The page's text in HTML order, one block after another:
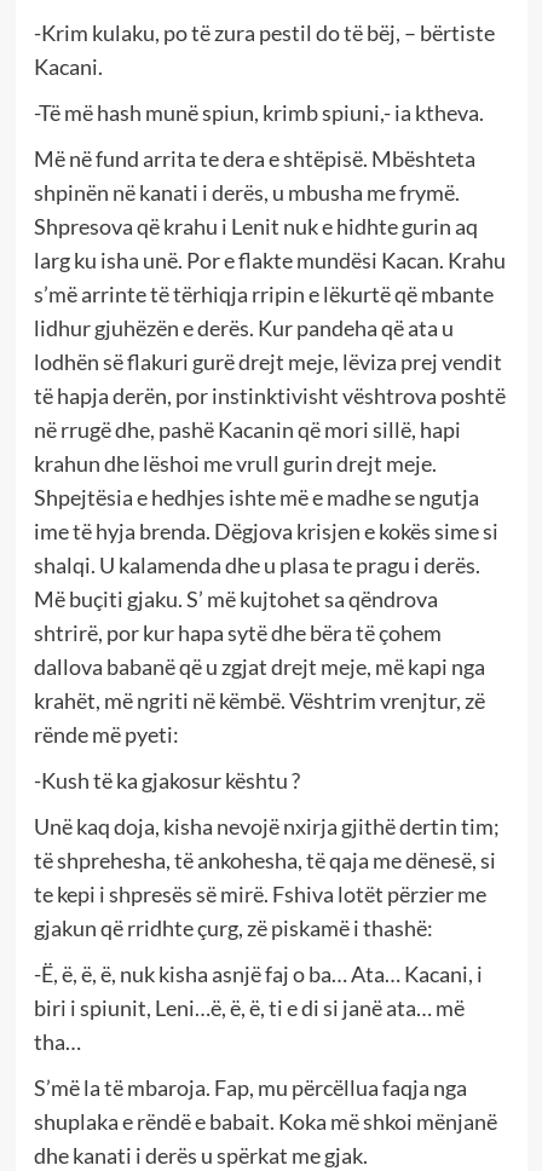
-Krim kulaku, po të zura pestil do të bëj, – bërtiste
Kacani.
-Të më hash munë spiun, krimb spiuni,- ia ktheva.
Më në fund arrita te dera e shtëpisë. Mbështeta
shpinën në kanati i derës, u mbusha me frymë.
Shpresova që krahu i Lenit nuk e hidhte gurin aq
larg ku isha unë. Por e flakte mundësi Kacan. Krahu
s’më arrinte të tërhiqja rripin e lëkurtë që mbante
lidhur gjuhëzën e derës. Kur pandeha që ata u
lodhën së flakuri gurë drejt meje, lëviza prej vendit
të hapja derën, por instinktivisht vështrova poshtë
në rrugë dhe, pashë Kacanin që mori sillë, hapi
krahun dhe lëshoi me vrull gurin drejt meje.
Shpejtësia e hedhjes ishte më e madhe se ngutja
ime të hyja brenda. Dëgjova krisjen e kokës sime si
shalqi. U kalamenda dhe u plasa te pragu i derës.
Më buçiti gjaku. S’ më kujtohet sa qëndrova
shtrirë, por kur hapa sytë dhe bëra të çohem
dallova babanë që u zgjat drejt meje, më kapi nga
krahët, më ngriti në këmbë. Vështrim vrenjtur, zë
rënde më pyeti:
-Kush të ka gjakosur kështu ?
Unë kaq doja, kisha nevojë nxirja gjithë dertin tim;
të shprehesha, të ankohesha, të qaja me dënesë, si
te kepi i shpresës së mirë. Fshiva lotët përzier me
gjakun që rridhte çurg, zë piskamë i thashë:
-Ë, ë, ë, ë, nuk kisha asnjë faj o ba… Ata… Kacani, i
biri i spiunit, Leni…ë, ë, ë, ti e di si janë ata… më
tha…
S’më la të mbaroja. Fap, mu përcëllua faqja nga
shuplaka e rëndë e babait. Koka më shkoi mënjanë
dhe kanati i derës u spërkat me gjak.